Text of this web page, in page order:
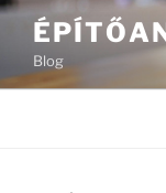
Tartalomhoz
Blog